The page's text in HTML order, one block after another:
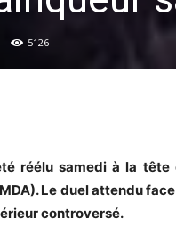
5126
réélu samedi à la
Le duel attendu
controversé.